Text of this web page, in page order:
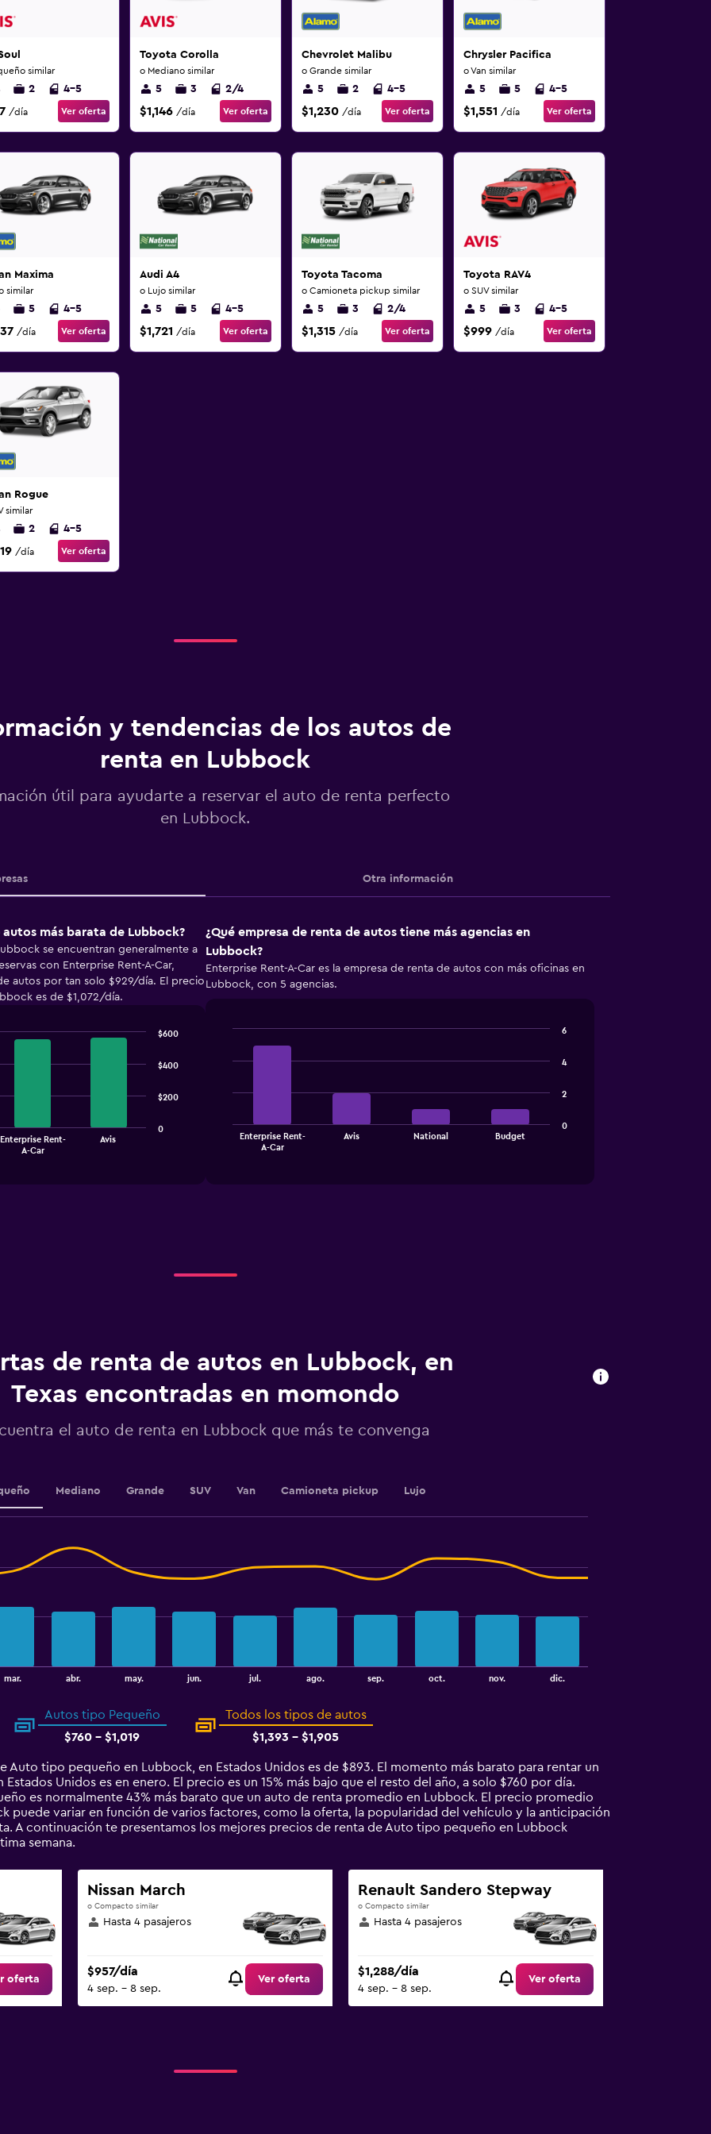
similar
2 4-5
/día Ver oferta
Toyota Corolla
o Mediano similar
5 3 2/4
$1,146 /día Ver oferta
Chevrolet Malibu
o Grande similar
5 2 4-5
$1,230 /día Ver oferta
Chrysler Pacifica
o Van similar
5 5 4-5
$1,551 /día Ver oferta
Maxima
similar
5 4-5
/día Ver oferta
Audi A4
o Lujo similar
5 5 4-5
$1,721 /día Ver oferta
Toyota Tacoma
o Camioneta pickup similar
5 3 2/4
$1,315 /día Ver oferta
Toyota RAV4
o SUV similar
5 3 4-5
$999 /día Ver oferta
Rogue
similar
2 4-5
/día Ver oferta
y tendencias de los autos de
renta en Lubbock
útil para ayudarte a reservar el auto de renta perfecto
en Lubbock.
Otra información
más barata de Lubbock?
se encuentran generalmente a
con Enterprise Rent-A-Car,
autos por tan solo $929/día. El precio
es de $1,072/día.
Enterprise Rent-
A-Car
Avis
0
$200
$400
$600
¿Qué empresa de renta de autos tiene más agencias en
Lubbock?
Enterprise Rent-A-Car es la empresa de renta de autos con más oficinas en
Lubbock, con 5 agencias.
bars.
The
chart
categories.
Y
axis
values.
0
Enterprise Rent-
A-Car
Avis National Budget
0
2
4
6
de renta de autos en Lubbock, en
Texas encontradas en momondo
el auto de renta en Lubbock que más te convenga
Mediano Grande SUV Van Camioneta pickup Lujo
mar. abr. may. jun. jul. ago. sep. oct. nov. dic.
Autos tipo Pequeño
$760 - $1,019
Todos los tipos de autos
$1,393 - $1,905
Auto tipo pequeño en Lubbock, en Estados Unidos es de $893. El momento más barato para rentar un
Unidos es en enero. El precio es un 15% más bajo que el resto del año, a solo $760 por día.
es normalmente 43% más barato que un auto de renta promedio en Lubbock. El precio promedio
puede variar en función de varios factores, como la oferta, la popularidad del vehículo y la anticipación
A continuación te presentamos los mejores precios de renta de Auto tipo pequeño en Lubbock
semana.
oferta
Nissan March
o Compacto similar
Hasta 4 pasajeros
$957/día
4 sep. - 8 sep.
Ver oferta
Renault Sandero Stepway
o Compacto similar
Hasta 4 pasajeros
$1,288/día
4 sep. - 8 sep.
Ver oferta